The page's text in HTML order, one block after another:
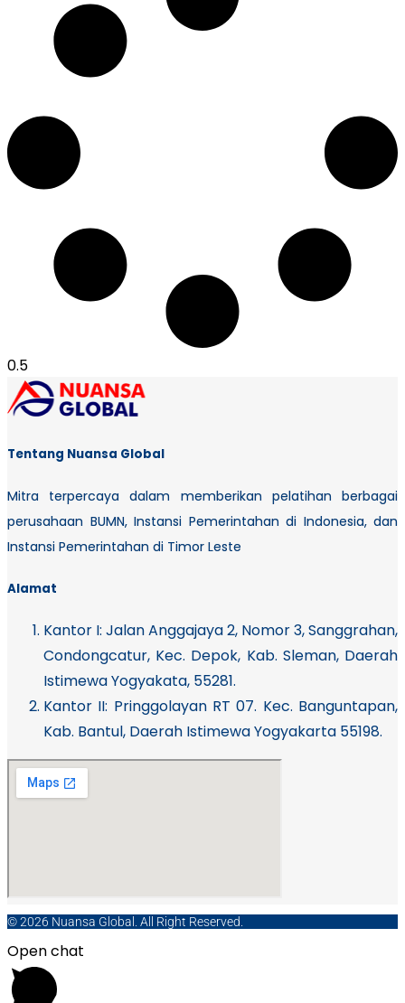
Tentang Nuansa Global
Mitra terpercaya dalam memberikan pelatihan berbagai
perusahaan BUMN, Instansi Pemerintahan di Indonesia, dan
Instansi Pemerintahan di Timor Leste
Alamat
Kantor I: Jalan Anggajaya 2, Nomor 3, Sanggrahan,
Condongcatur, Kec. Depok, Kab. Sleman, Daerah
Istimewa Yogyakata, 55281.
Kantor II: Pringgolayan RT 07. Kec. Banguntapan,
Kab. Bantul, Daerah Istimewa Yogyakarta 55198.
© 2026 Nuansa Global. All Right Reserved.
Open chat